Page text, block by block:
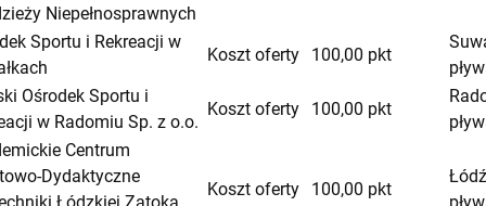
Niepełnosprawnych
Sportu i Rekreacji w
Koszt oferty 100,00 pkt
Ośrodek Sportu i
w Radomiu Sp. z o.o.
Koszt oferty 100,00 pkt
Centrum
Dydaktyczne
Koszt oferty 100,00 pkt